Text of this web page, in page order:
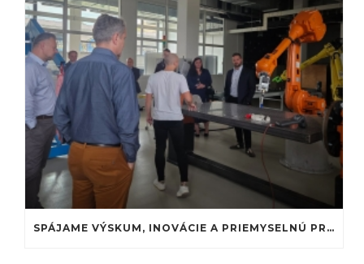
SPÁJAME VÝSKUM, INOVÁCIE A PRIEMYSELNÚ PRAX